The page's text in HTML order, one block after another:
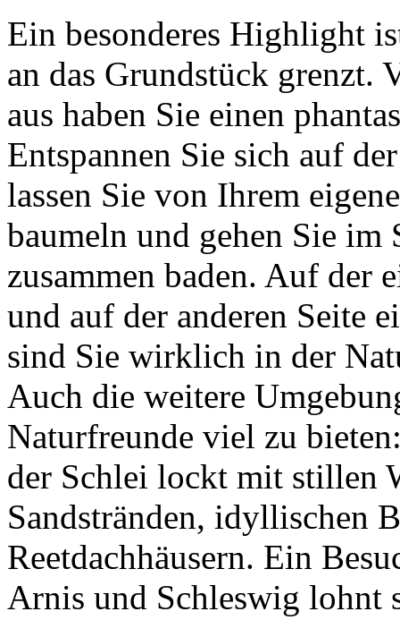
Ein besonderes Highlight
an das Grundstück grenzt.
aus haben Sie einen
Entspannen Sie sich auf
lassen Sie von Ihrem
baumeln und gehen Sie
zusammen baden. Auf der
und auf der anderen Seite
sind Sie wirklich in der
Auch die weitere
Naturfreunde viel zu
der Schlei lockt mit stillen
Sandstränden, idyllischen
Reetdachhäusern. Ein
Arnis und Schleswig lohnt